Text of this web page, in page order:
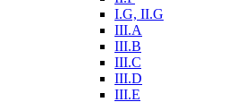
I.G, II.G
III.A
III.B
III.C
III.D
III.E